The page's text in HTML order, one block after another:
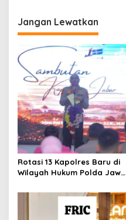
Jangan Lewatkan
Rotasi 13 Kapolres Baru di
Wilayah Hukum Polda Jawa
Ini Merupakan Bagian Dari
Dinamika Organisasi.